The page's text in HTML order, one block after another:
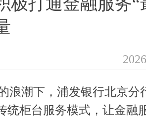
浪潮下，浦发银行北京分
统柜台服务模式，让金融